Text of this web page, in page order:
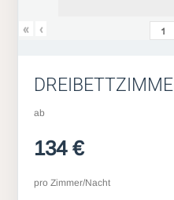
« ‹
ab
134 €
pro Zimmer/Nacht